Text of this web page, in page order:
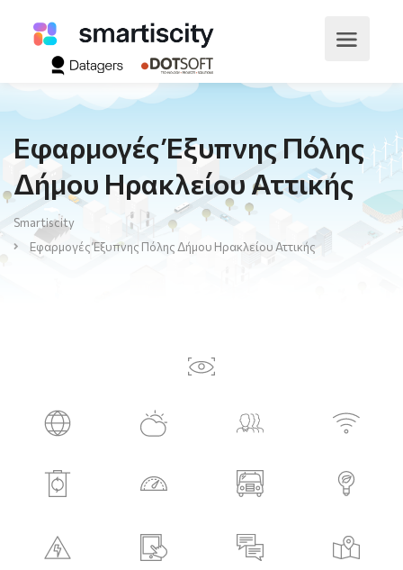
Εφαρμογές Έξυπνης Πόλης
Δήμου Ηρακλείου Αττικής
Smartiscity
Εφαρμογές Έξυπνης Πόλης Δήμου Ηρακλείου Αττικής